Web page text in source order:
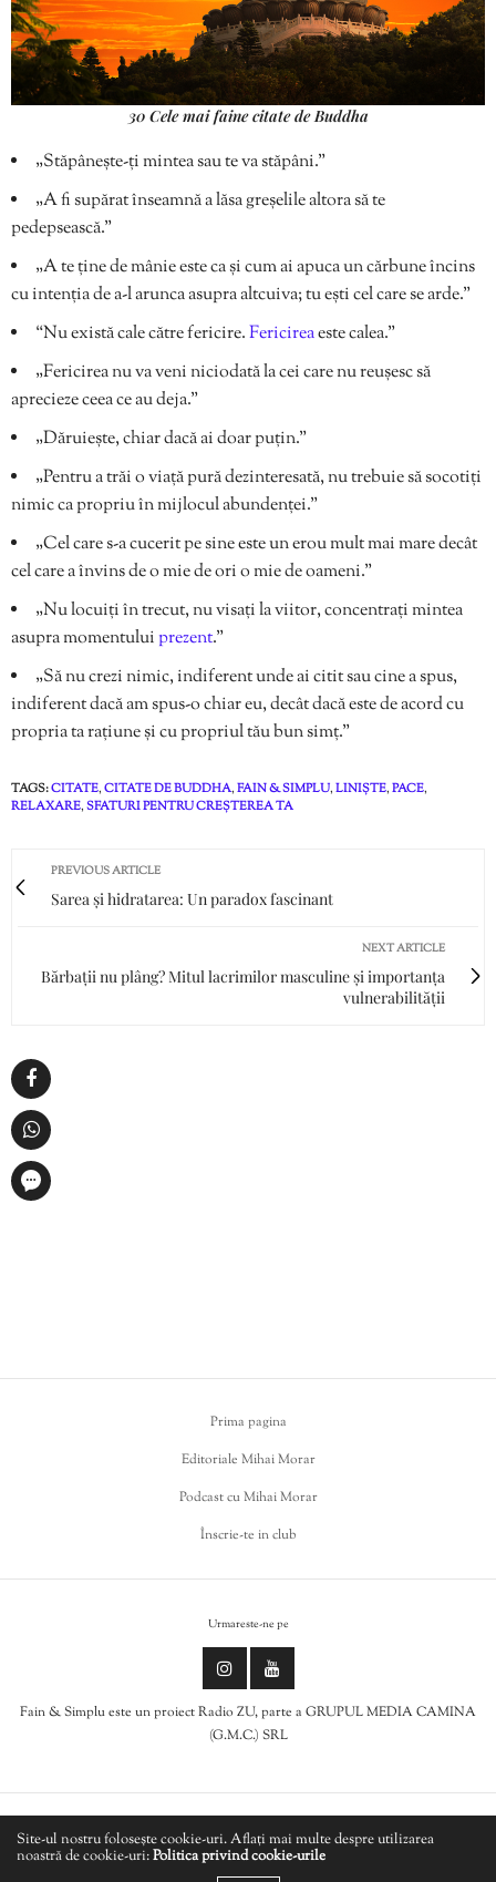
30 Cele mai faine citate de Buddha
„Stăpânește-ți mintea sau te va stăpâni.”
„A fi supărat înseamnă a lăsa greșelile altora să te
pedepsească.”
„A te ține de mânie este ca și cum ai apuca un cărbune încins
cu intenția de a-l arunca asupra altcuiva; tu ești cel care se arde.”
“Nu există cale către fericire.Fericireaeste calea.”
„Fericirea nu va veni niciodată la cei care nu reușesc să
aprecieze ceea ce au deja.”
„Dăruiește, chiar dacă ai doar puțin.”
„Pentru a trăi o viață pură dezinteresată, nu trebuie să socotiți
nimic ca propriu în mijlocul abundenței.”
„Cel care s-a cucerit pe sine este un erou mult mai mare decât
cel care a învins de o mie de ori o mie de oameni.”
„Nu locuiți în trecut, nu visați la viitor, concentrați mintea
asupra momentuluiprezent.”
„Să nu crezi nimic, indiferent unde ai citit sau cine a spus,
indiferent dacă am spus-o chiar eu, decât dacă este de acord cu
propria ta rațiune și cu propriul tău bun simț.”
TAGS:CITATE,CITATE DE BUDDHA,FAIN & SIMPLU,LINIȘTE,PACE,
RELAXARE,SFATURI PENTRU CREȘTEREA TA
PREVIOUS ARTICLE
Sarea și hidratarea: Un paradox fascinant
NEXT ARTICLE
Bărbații nu plâng? Mitul lacrimilor masculine și importanța
vulnerabilității
Prima pagina
Editoriale Mihai Morar
Podcast cu Mihai Morar
Înscrie-te in club
Urmareste-ne pe
Fain & Simplu este un proiect Radio ZU, parte a GRUPUL MEDIA CAMINA
(G.M.C.) SRL
Politica de cookies
Politică de confidențialitate
Site-ul nostru folosește cookie-uri. Aflați mai multe despre utilizarea
noastră de cookie-uri:Politica privind cookie-urile